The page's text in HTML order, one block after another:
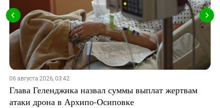
06 августа 2026, 03:42
Глава Геленджика назвал суммы выплат жертвам
атаки дрона в Архипо-Осиповке